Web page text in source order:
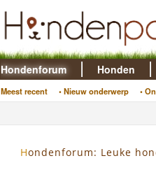
Hondenforum
Meest recent • Nieuw onderwerp •
Honden
Hondenforum: Leuke